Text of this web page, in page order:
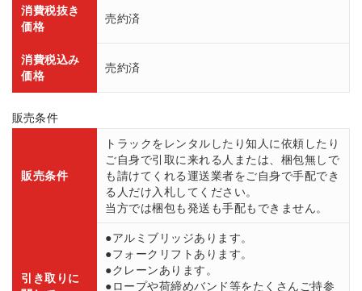
消費税抜き
価格
売約済
消費税込み
価格
売約済
販売条件
販売条件
トラックをレンタルしたり知人に依頼したり
ご自身で引取に来れる人または、梱包無しで
も請けてくれる運送業者をご自身で手配でき
る人だけ入札してください。
当方では梱包も発送も手配もできません。
引き取りに
●アルミブリッジあります。
●フォークリフトあります。
●クレーンあります。
●ロープや荷締めバンド等をたくさんご持参